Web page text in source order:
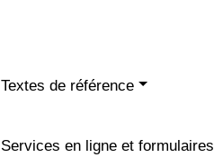
Textes de référence
Services en ligne et formulaires